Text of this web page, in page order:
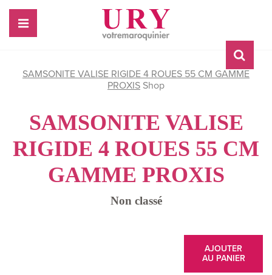
SAMSONITE VALISE RIGIDE 4 ROUES 55 CM GAMME
PROXIS Shop
SAMSONITE VALISE
RIGIDE 4 ROUES 55 CM
GAMME PROXIS
Non classé
AJOUTER
AU PANIER